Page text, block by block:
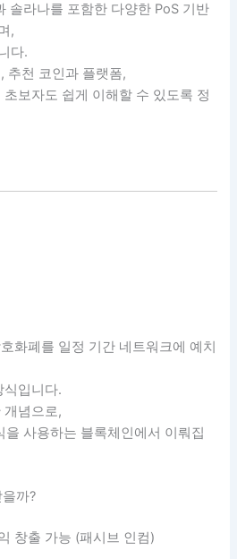
솔라나를 포함한 다양한 PoS 기반
,
다.
추천 코인과 플랫폼,
보자도 쉽게 이해할 수 있도록 정
화폐를 일정 기간 네트워크에 예치
식입니다.
개념으로,
을 사용하는 블록체인에서 이뤄집
까?
창출 가능 (패시브 인컴)